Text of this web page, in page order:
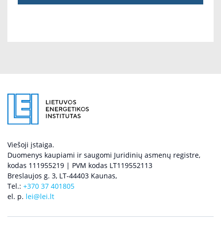
Viešoji įstaiga.
Duomenys kaupiami ir saugomi Juridinių asmenų registre,
kodas 111955219 | PVM kodas LT119552113
Breslaujos g. 3, LT-44403 Kaunas,
Tel.: +370 37 401805
el. p. lei@lei.lt